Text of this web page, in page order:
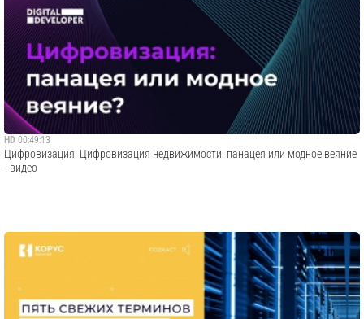
HD 00:49:13
Цифровизация: Цифровизация недвижимости: панацея или модное веяние
- видео